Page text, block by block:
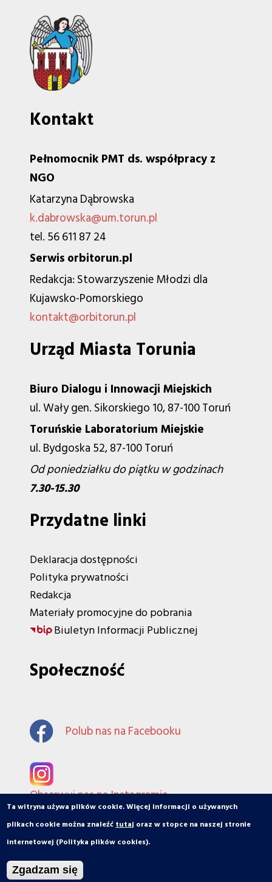
Ta witryna używa plików cookie. Więcej informacji o używanych
plikach cookie można znaleźćtutajoraz w stopce na naszej stronie
internetowej (Polityka plików cookies).
Zgadzam się
Kontakt
Pełnomocnik PMT ds. współpracy z
NGO
Katarzyna Dąbrowska
k.dabrowska@um.torun.pl
tel. 56 611 87 24
Serwis orbitorun.pl
Redakcja: Stowarzyszenie Młodzi dla
Kujawsko-Pomorskiego
kontakt@orbitorun.pl
Urząd Miasta Torunia
Biuro Dialogu i Innowacji Miejskich
ul. Wały gen. Sikorskiego 10, 87-100 Toruń
Toruńskie Laboratorium Miejskie
ul. Bydgoska 52, 87-100 Toruń
Od poniedziałku do piątku w godzinach
7.30-15.30
Przydatne linki
Deklaracja dostępności
Polityka prywatności
Redakcja
Materiały promocyjne do pobrania
Biuletyn Informacji Publicznej
Społeczność
Polub nas na Facebooku
Obserwuj nas na Instagramie
© orbiToruń.pl - Miasto, ludzie, organizacje
Projekt i wykonanie: